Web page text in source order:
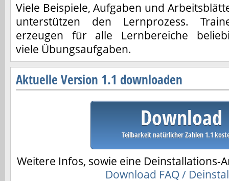
Viele Beispiele, Aufgaben und
unterstützen den Lernprozess.
erzeugen für alle Lernbereiche
viele Übungsaufgaben.
Aktuelle Version 1.1 downloaden
Download
Teilbarkeit natürlicher Zahlen 1.1
Weitere Infos, sowie eine Deinstallations-
Download FAQ /